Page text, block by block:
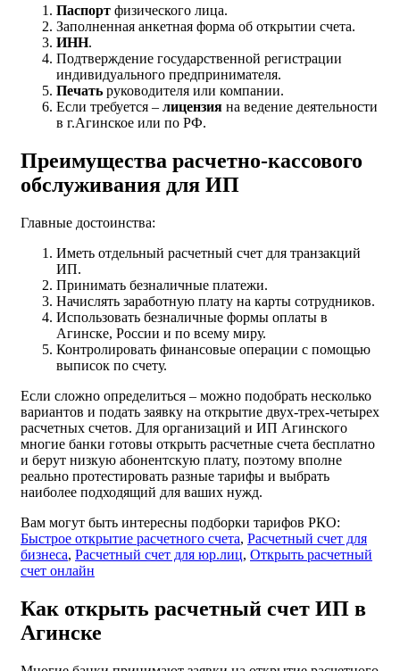
Паспорт физического лица.
Заполненная анкетная форма об открытии счета.
ИНН.
Подтверждение государственной регистрации
индивидуального предпринимателя.
Печать руководителя или компании.
Если требуется – лицензия на ведение деятельности
в г.Агинское или по РФ.
Преимущества расчетно-кассового
обслуживания для ИП
Главные достоинства:
Иметь отдельный расчетный счет для транзакций
ИП.
Принимать безналичные платежи.
Начислять заработную плату на карты сотрудников.
Использовать безналичные формы оплаты в
Агинске, России и по всему миру.
Контролировать финансовые операции с помощью
выписок по счету.
Если сложно определиться – можно подобрать несколько
вариантов и подать заявку на открытие двух-трех-четырех
расчетных счетов. Для организаций и ИП Агинского
многие банки готовы открыть расчетные счета бесплатно
и берут низкую абонентскую плату, поэтому вполне
реально протестировать разные тарифы и выбрать
наиболее подходящий для ваших нужд.
Вам могут быть интересны подборки тарифов РКО:
Быстрое открытие расчетного счета, Расчетный счет для
бизнеса, Расчетный счет для юр.лиц, Открыть расчетный
счет онлайн
Как открыть расчетный счет ИП в
Агинске